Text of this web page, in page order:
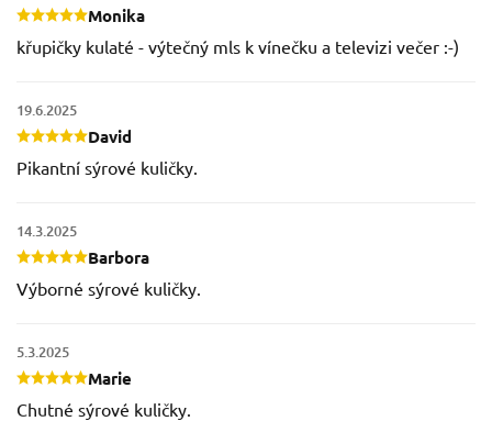
Monika
křupičky kulaté - výtečný mls k vínečku a televizi večer :-)
David
19.6.2025
Pikantní sýrové kuličky.
Barbora
14.3.2025
Výborné sýrové kuličky.
Marie
5.3.2025
Chutné sýrové kuličky.